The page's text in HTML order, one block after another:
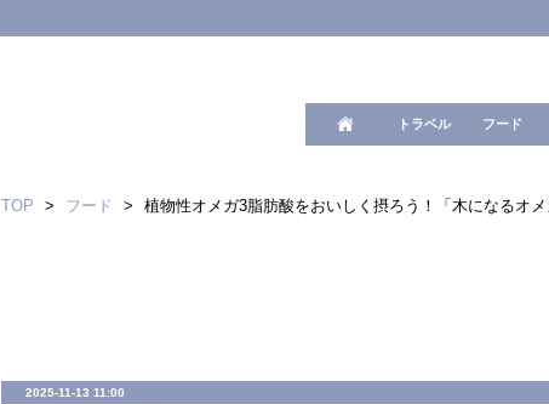
トラベル フード
TOP > フード > 植物性オメガ3脂肪酸をおいしく摂ろう！「木になるオ
2025-11-13 11:00